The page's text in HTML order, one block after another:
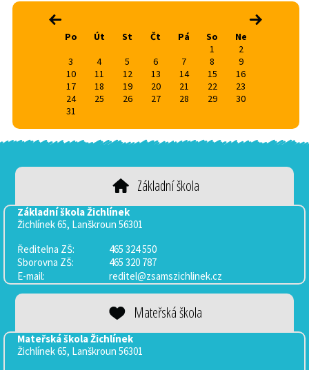
‹ ›
Po Út St Čt Pá So
Ne
1
2
3
4 5 6 7 8
9
10
11 12 13 14 15
16
17
18 19 20 21 22
23
24
25 26 27 28 29
30
31
Základní škola
Základní škola Žichlínek
Žichlínek 65, Lanškroun 56301
Ředitelna ZŠ:
465 324 550
Sborovna ZŠ:
465 320 787
E-mail:
reditel@zsamszichlinek.cz
Mateřská škola
Mateřská škola Žichlínek
Žichlínek 65, Lanškroun 56301